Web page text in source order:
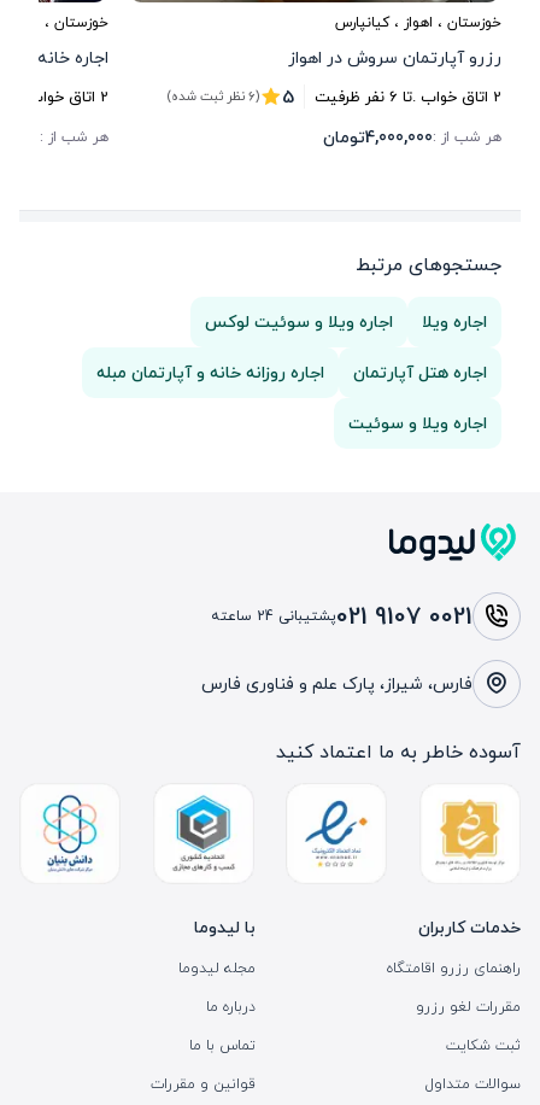
خوزستان ، اهواز ، کیانپارس
رزرو آپارتمان سروش در اهواز
2 اتاق خواب .تا 6نفر ظرفیت 5 (6 نظر ثبت شده)
هر شب از :4,000,000تومان
خوزستان ،
اجاره خانه
2 اتاق خواب .
هر شب از :
جستجوهای مرتبط
اجاره ویلا
اجاره ویلا و سوئیت لوکس
اجاره هتل آپارتمان
اجاره روزانه خانه و آپارتمان مبله
اجاره ویلا و سوئیت
خدمات کاربران
راهنمای رزرو اقامتگاه
مقررات لغو رزرو
ثبت شکایت
سوالات متداول
با لیدوما
مجله لیدوما
درباره ما
تماس با ما
قوانین و مقررات
021 9107 0021پشتیبانی 24 ساعته
فارس، شیراز، پارک علم و فناوری فارس
آسوده خاطر به ما اعتماد کنید